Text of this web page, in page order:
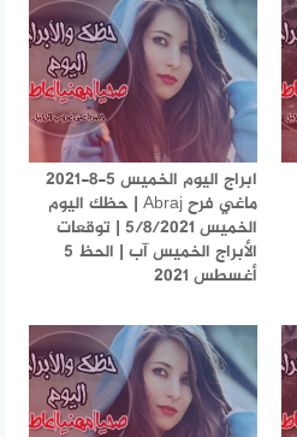
ابراج اليوم الخميس 5-8-2021
ماغي فرح Abraj | حظك اليوم
الخميس 5/8/2021 | توقعات
الأبراج الخميس آب | الحظ 5
أغسطس 2021